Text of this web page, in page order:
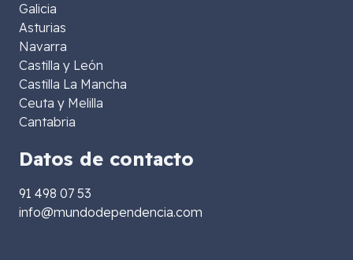
Galicia
Asturias
Navarra
Castilla y León
Castilla La Mancha
Ceuta y Melilla
Cantabria
Datos de contacto
91 498 07 53
info@mundodependencia.com